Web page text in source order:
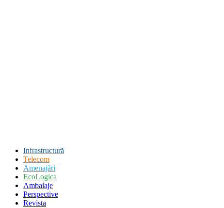
Infrastructură
Telecom
Amenajări
EcoLogica
Ambalaje
Perspective
Revista